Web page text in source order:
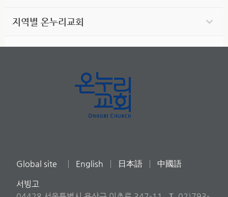
지역별 온누리교회
Global site English 日本語 中國語
서빙고